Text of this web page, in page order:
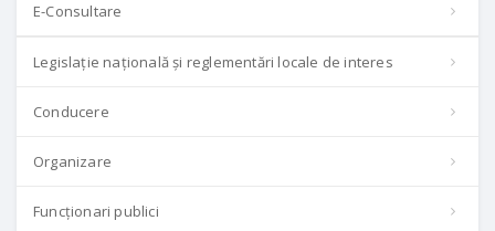
E-Consultare
Legislație națională și reglementări locale de interes
Conducere
Organizare
Funcționari publici